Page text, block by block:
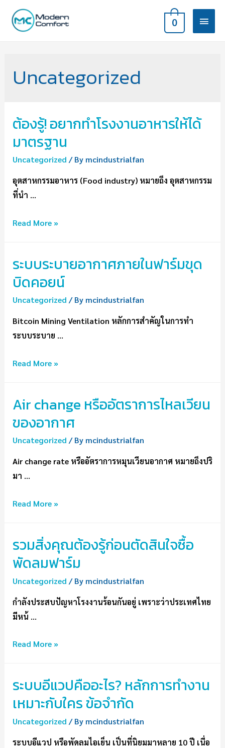
0
Uncategorized
ต้องรู้! อยากทำโรงงานอาหารให้ได้
มาตรฐาน
Uncategorized / By mcindustrialfan
อุตสาหกรรมอาหาร (Food industry) หมายถึง อุตสาหกรรม
ที่นำ …
Read More »
ระบบระบายอากาศภายในฟาร์มขุด
บิดคอยน์
Uncategorized / By mcindustrialfan
Bitcoin Mining Ventilation หลักการสำคัญในการทำ
ระบบระบาย …
Read More »
Air change หรืออัตราการไหลเวียน
ของอากาศ
Uncategorized / By mcindustrialfan
Air change rate หรืออัตราการหมุนเวียนอากาศ หมายถึงปริ
มา …
Read More »
รวมสิ่งคุณต้องรู้ก่อนตัดสินใจซื้อ
พัดลมฟาร์ม
Uncategorized / By mcindustrialfan
กำลังประสบปัญหาโรงงานร้อนกันอยู่ เพราะว่าประเทศไทย
มีหน้ …
Read More »
ระบบอีแวปคืออะไร? หลักการทำงาน
เหมาะกับใคร ข้อจำกัด
Uncategorized / By mcindustrialfan
ระบบอีแวป หรือพัดลมไอเย็น เป็นที่นิยมมาหลาย 10 ปี เนื่อ